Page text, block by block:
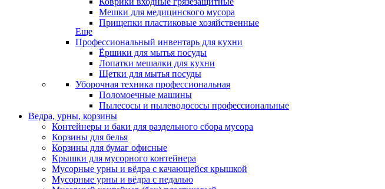
Мешки для медицинского мусора
Прищепки пластиковые хозяйственные
Еще
Профессиональный инвентарь для кухни
Ёршики для мытья посуды
Лопатки мешалки для кухни
Щетки для мытья посуды
Уборочная техника профессиональная
Поломоечные машины
Пылесосы и пылеводососы профессиональные
Ведра, урны, корзины
Контейнеры и баки для раздельного сбора мусора
Корзины для белья
Корзины для бумаг офисные
Крышки для мусорного контейнера
Мусорные урны и вёдра с качающейся крышкой
Мусорные урны и вёдра с педалью